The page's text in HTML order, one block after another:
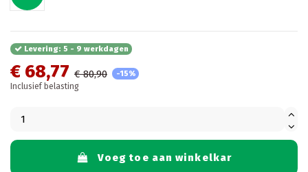
Levering: 5 - 9 werkdagen
€ 68,77 € 80,90
-15%
Inclusief belasting
Voeg toe aan winkelkar